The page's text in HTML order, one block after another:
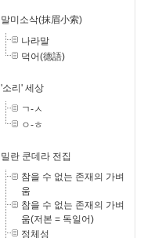
말미소삭(抹眉小索)
나라말
덕어(德語)
'소리' 세상
ㄱ-ㅅ
ㅇ-ㅎ
밀란 쿤데라 전집
참을 수 없는 존재의 가벼
움
참을 수 없는 존재의 가벼
움(저본 = 독일어)
정체성